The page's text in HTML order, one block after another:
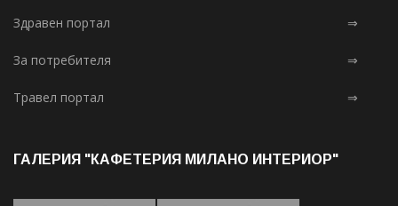
Здравен портал ⇒
За потребителя ⇒
Травел портал ⇒
ГАЛЕРИЯ "КАФЕТЕРИЯ МИЛАНО ИНТЕРИОР"